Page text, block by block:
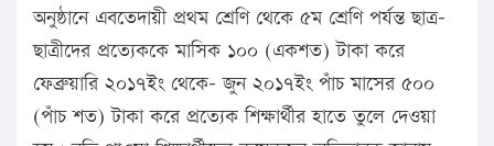
অনুষ্ঠানে এবতেদায়ী প্রথম শ্রেণি থেকে ৫ম শ্রেণি পর্যন্ত ছাত্র-
ছাত্রীদের প্রত্যেককে মাসিক ১০০ (একশত) টাকা করে
ফেব্রুয়ারি ২০১৭ইং থেকে- জুন ২০১৭ইং পাঁচ মাসের ৫০০
(পাঁচ শত) টাকা করে প্রত্যেক শিক্ষার্থীর হাতে তুলে দেওয়া